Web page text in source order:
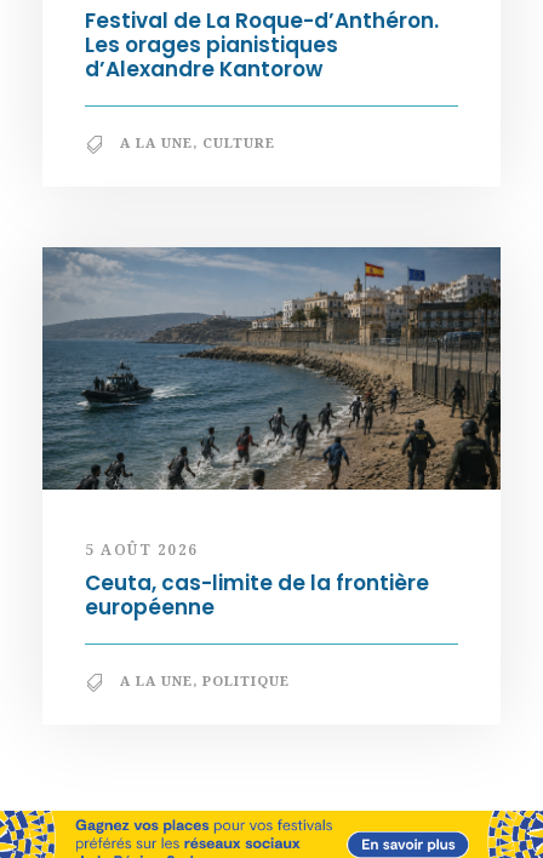
Festival de La Roque-d’Anthéron.
Les orages pianistiques
d’Alexandre Kantorow
A LA UNE, CULTURE
5 AOÛT 2026
Ceuta, cas-limite de la frontière
européenne
A LA UNE, POLITIQUE